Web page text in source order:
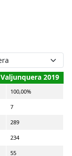
2019
100,00%
7
289
234
55